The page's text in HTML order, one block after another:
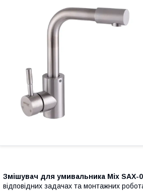
Змішувач для умивальника Mix SAX-
відповідних задачах та монтажних